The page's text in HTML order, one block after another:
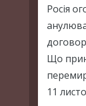
Росія
Що
11